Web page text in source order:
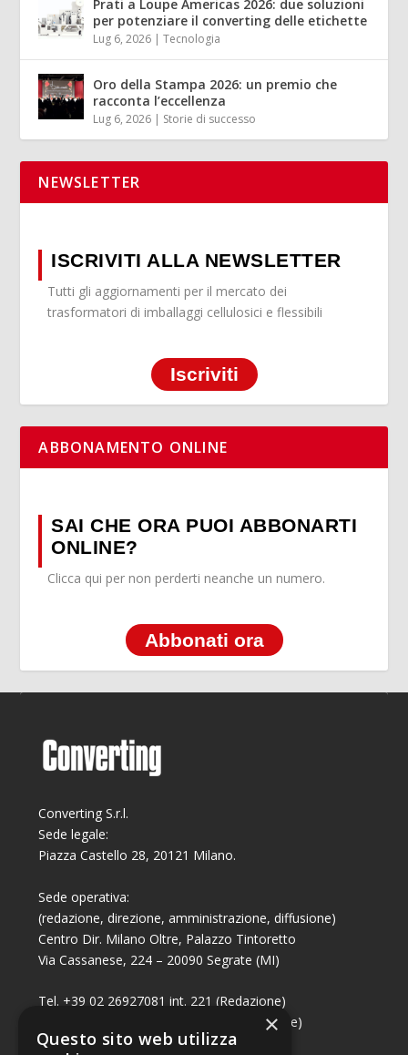
Prati a Loupe Americas 2026: due soluzioni
per potenziare il converting delle etichette
Lug 6, 2026 |Tecnologia
Oro della Stampa 2026: un premio che
racconta l’eccellenza
Lug 6, 2026 | Storie di successo
NEWSLETTER
ISCRIVITI ALLA NEWSLETTER
Tutti gli aggiornamenti per il mercato dei
trasformatori di imballaggi cellulosici e flessibili
Iscriviti
ABBONAMENTO ONLINE
SAI CHE ORA PUOI ABBONARTI
ONLINE?
Clicca qui per non perderti neanche un numero.
Abbonati ora
Converting S.r.l.
Sede legale:
Piazza Castello 28, 20121 Milano.
Sede operativa:
(redazione, direzione, amministrazione, diffusione)
Centro Dir. Milano Oltre, Palazzo Tintoretto
Via Cassanese, 224 – 20090 Segrate (MI)
Tel. +39 02 26927081 int. 221 (Redazione)
Tel. +39 02 26927081 int. 224 (Commerciale)
Fax +39 02 26951006
×
Questo sito web utilizza